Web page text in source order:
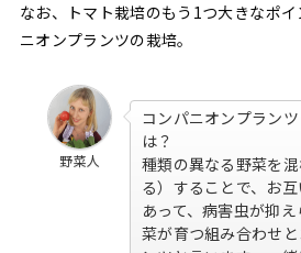
なお、トマト栽培のもう1つ大きなポ
ニオンプランツの栽培。
野菜人
コンパニオンプラン
は？
種類の異なる野菜を
る）することで、お
あって、病害虫が抑
菜が育つ組み合わせ